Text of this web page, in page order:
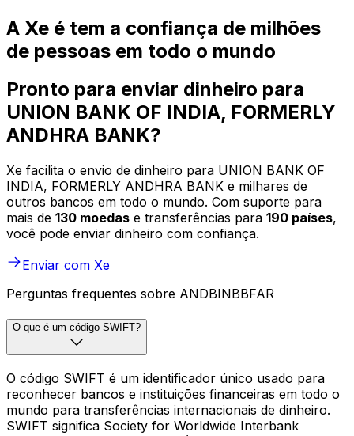
A Xe é tem a confiança de milhões
de pessoas em todo o mundo
Pronto para enviar dinheiro para
UNION BANK OF INDIA, FORMERLY
ANDHRA BANK?
Xe facilita o envio de dinheiro para UNION BANK OF
INDIA, FORMERLY ANDHRA BANK e milhares de
outros bancos em todo o mundo. Com suporte para
mais de 130 moedas e transferências para 190 países,
você pode enviar dinheiro com confiança.
Enviar com Xe
Perguntas frequentes sobre ANDBINBBFAR
O que é um código SWIFT?
O código SWIFT é um identificador único usado para
reconhecer bancos e instituições financeiras em todo o
mundo para transferências internacionais de dinheiro.
SWIFT significa Society for Worldwide Interbank